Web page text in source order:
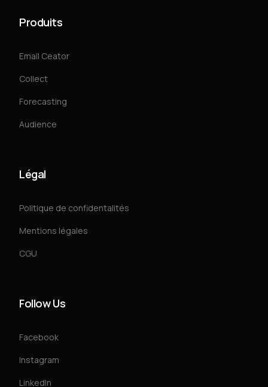
Produits
Email Ceator
Collect
Forecasting
Audience
Légal
Politique de confidentalités
Mentions légales
CGU
Follow Us
Facebook
Instagram
LinkedIn